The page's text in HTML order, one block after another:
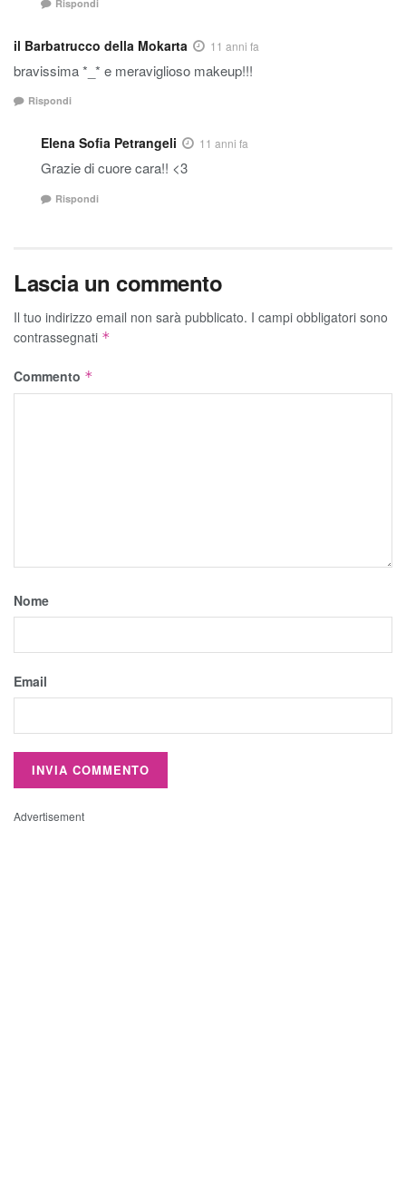
Rispondi
il Barbatrucco della Mokarta 11 anni fa
bravissima *_* e meraviglioso makeup!!!
Rispondi
Elena Sofia Petrangeli 11 anni fa
Grazie di cuore cara!! <3
Rispondi
Lascia un commento
Il tuo indirizzo email non sarà pubblicato. I campi obbligatori sono
contrassegnati *
Commento *
Nome
Email
Advertisement